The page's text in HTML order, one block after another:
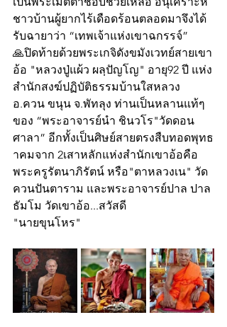
ชาวบ้านผู้ยากไร้เดือดร้อนตลอดมาจึงได้
รับฉายาว่า “เทพเจ้าแห่งเขาฉกรรจ์”
🙏ปิดท้ายด้วยพระเกจิดังขมังเวทย์สายเขา
อ้อ "หลวงปู่แผ้ว ผลฺปัญโญ" อายุ92 ปี แห่ง
สำนักสงฆ์ปฏิบัติธรรมบ้านใสหลวง
อ.ควน ขนุน จ.พัทลุง ท่านเป็นหลานแท้ๆ
ของ “พระอาจารย์นำ ชินวโร"วัดดอน
ศาลา” อีกทั้งเป็นศิษย์สายตรงสืบทอดพุทธ
าคมจาก 2เสาหลักแห่งสำนักเขาอ้อคือ
พระครูรัตนาภิรัตน์ หรือ"ตาหลวงเน" วัด
ควนปันตาราม และพระอาจารย์ปาล ปาล
ธัมโม วัดเขาอ้อ...สวัสดี
"นายขุนโหร"